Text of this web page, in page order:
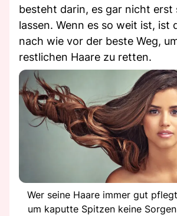
besteht darin, es gar nicht erst
lassen. Wenn es so weit ist, ist
nach wie vor der beste Weg,
restlichen Haare zu retten.
Wer seine Haare immer gut
um kaputte Spitzen keine